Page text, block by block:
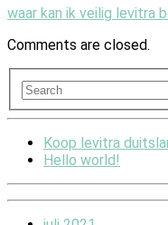
waar kan ik veilig levitra
Comments are closed.
Koop levitra
Hello world!